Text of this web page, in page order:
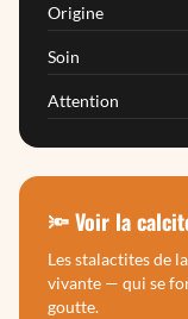
Origine
Soin
Attention
🔦 Voir la
Les stalactites de
vivante — qui se
goutte.